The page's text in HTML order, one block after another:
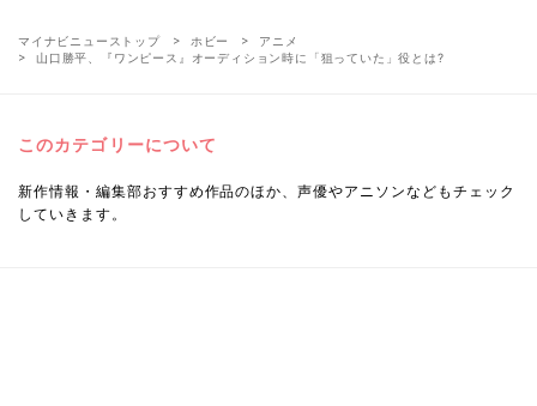
マイナビニューストップ ホビー
アニメ
山口勝平、『ワンピース』オーディション時に「狙っていた」役とは?
このカテゴリーについて
新作情報・編集部おすすめ作品のほか、声優やアニソンなどもチェック
していきます。